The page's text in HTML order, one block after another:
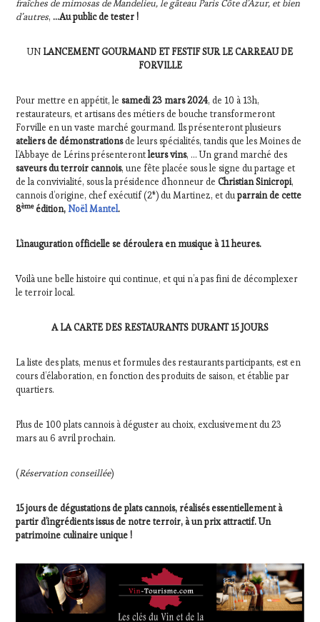
fraîches de mimosas de Mandelieu, le gâteau Paris Côte d’Azur, et bien
d’autres, …Au public de tester !
UN LANCEMENT GOURMAND ET FESTIF SUR LE CARREAU DE
FORVILLE
Pour mettre en appétit, le samedi 23 mars 2024, de 10 à 13h,
restaurateurs, et artisans des métiers de bouche transformeront
Forville en un vaste marché gourmand. Ils présenteront plusieurs
ateliers de démonstrationsde leurs spécialités, tandis que les Moines de
l’Abbaye de Lérins présenterontleurs vins, … Un grand marché des
saveurs du terroir cannois, une fête placée sous le signe du partage et
de la convivialité, sous la présidence d’honneur deChristian Sinicropi,
cannois d’origine, chef exécutif (2*) du Martinez, et duparrain de cette
8èmeédition, Noël Mantel.
L’inauguration officielle se déroulera en musique à 11 heures.
Voilà une belle histoire qui continue, et qui n’a pas fini de décomplexer
le terroir local.
A LA CARTE DES RESTAURANTS DURANT 15 JOURS
La liste des plats, menus et formules des restaurants participants, est en
cours d’élaboration, en fonction des produits de saison, et établie par
quartiers.
Plus de 100 plats cannois à déguster au choix, exclusivement du 23
mars au 6 avril prochain.
(Réservation conseillée)
15 jours de dégustations de plats cannois, réalisés essentiellement à
partir d’ingrédients issus de notre terroir, à un prix attractif. Un
patrimoine culinaire unique !